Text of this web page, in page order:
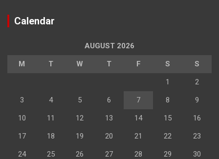
Calendar
AUGUST 2026
M T W T F S S
1 2
3 4 5 6 7 8 9
10 11 12 13 14 15 16
17 18 19 20 21 22 23
24 25 26 27 28 29 30